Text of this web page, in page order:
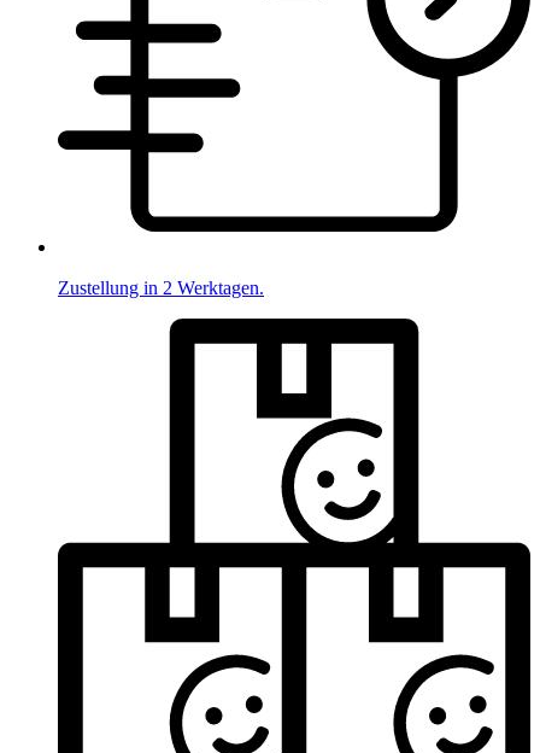
Zustellung in 2 Werktagen.